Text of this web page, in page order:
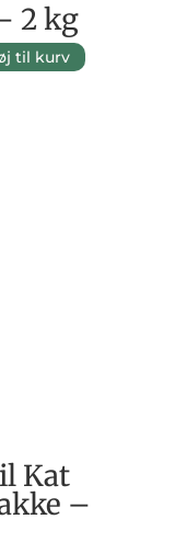
2 kg
til kurv
Kat
–